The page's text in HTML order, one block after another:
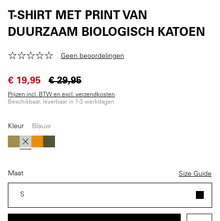
T-SHIRT MET PRINT VAN
DUURZAAM BIOLOGISCH KATOEN
Geen beoordelingen
€ 19,95 € 29,95
Prijzen incl. BTW en excl. verzendkosten
Beschikbaar, leverbaar in 1-3 werkdagen
Kleur Blauw
Groen
(Deze optie is momenteel niet beschikbaar.)
Blauw
(Deze optie is momenteel niet beschikbaar.)
GeelDonkergroen
Maat Size Guide
S